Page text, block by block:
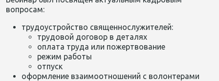
вопросам:
трудоустройство священнослужителей:
трудовой договор в деталях
оплата труда или пожертвование
режим работы
отпуск
оформление взаимоотношений с волонтерами